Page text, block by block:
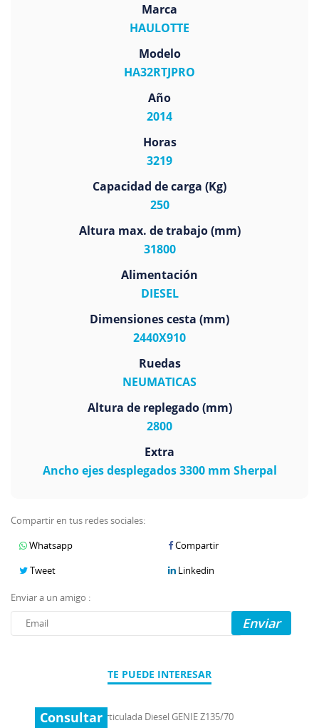
Marca
HAULOTTE
Modelo
HA32RTJPRO
Año
2014
Horas
3219
Capacidad de carga (Kg)
250
Altura max. de trabajo (mm)
31800
Alimentación
DIESEL
Dimensiones cesta (mm)
2440X910
Ruedas
NEUMATICAS
Altura de replegado (mm)
2800
Extra
Ancho ejes desplegados 3300 mm Sherpal
Compartir en tus redes sociales:
Whatsapp
Compartir
Tweet
Linkedin
Enviar a un amigo :
Enviar
TE PUEDE INTERESAR
Consultar